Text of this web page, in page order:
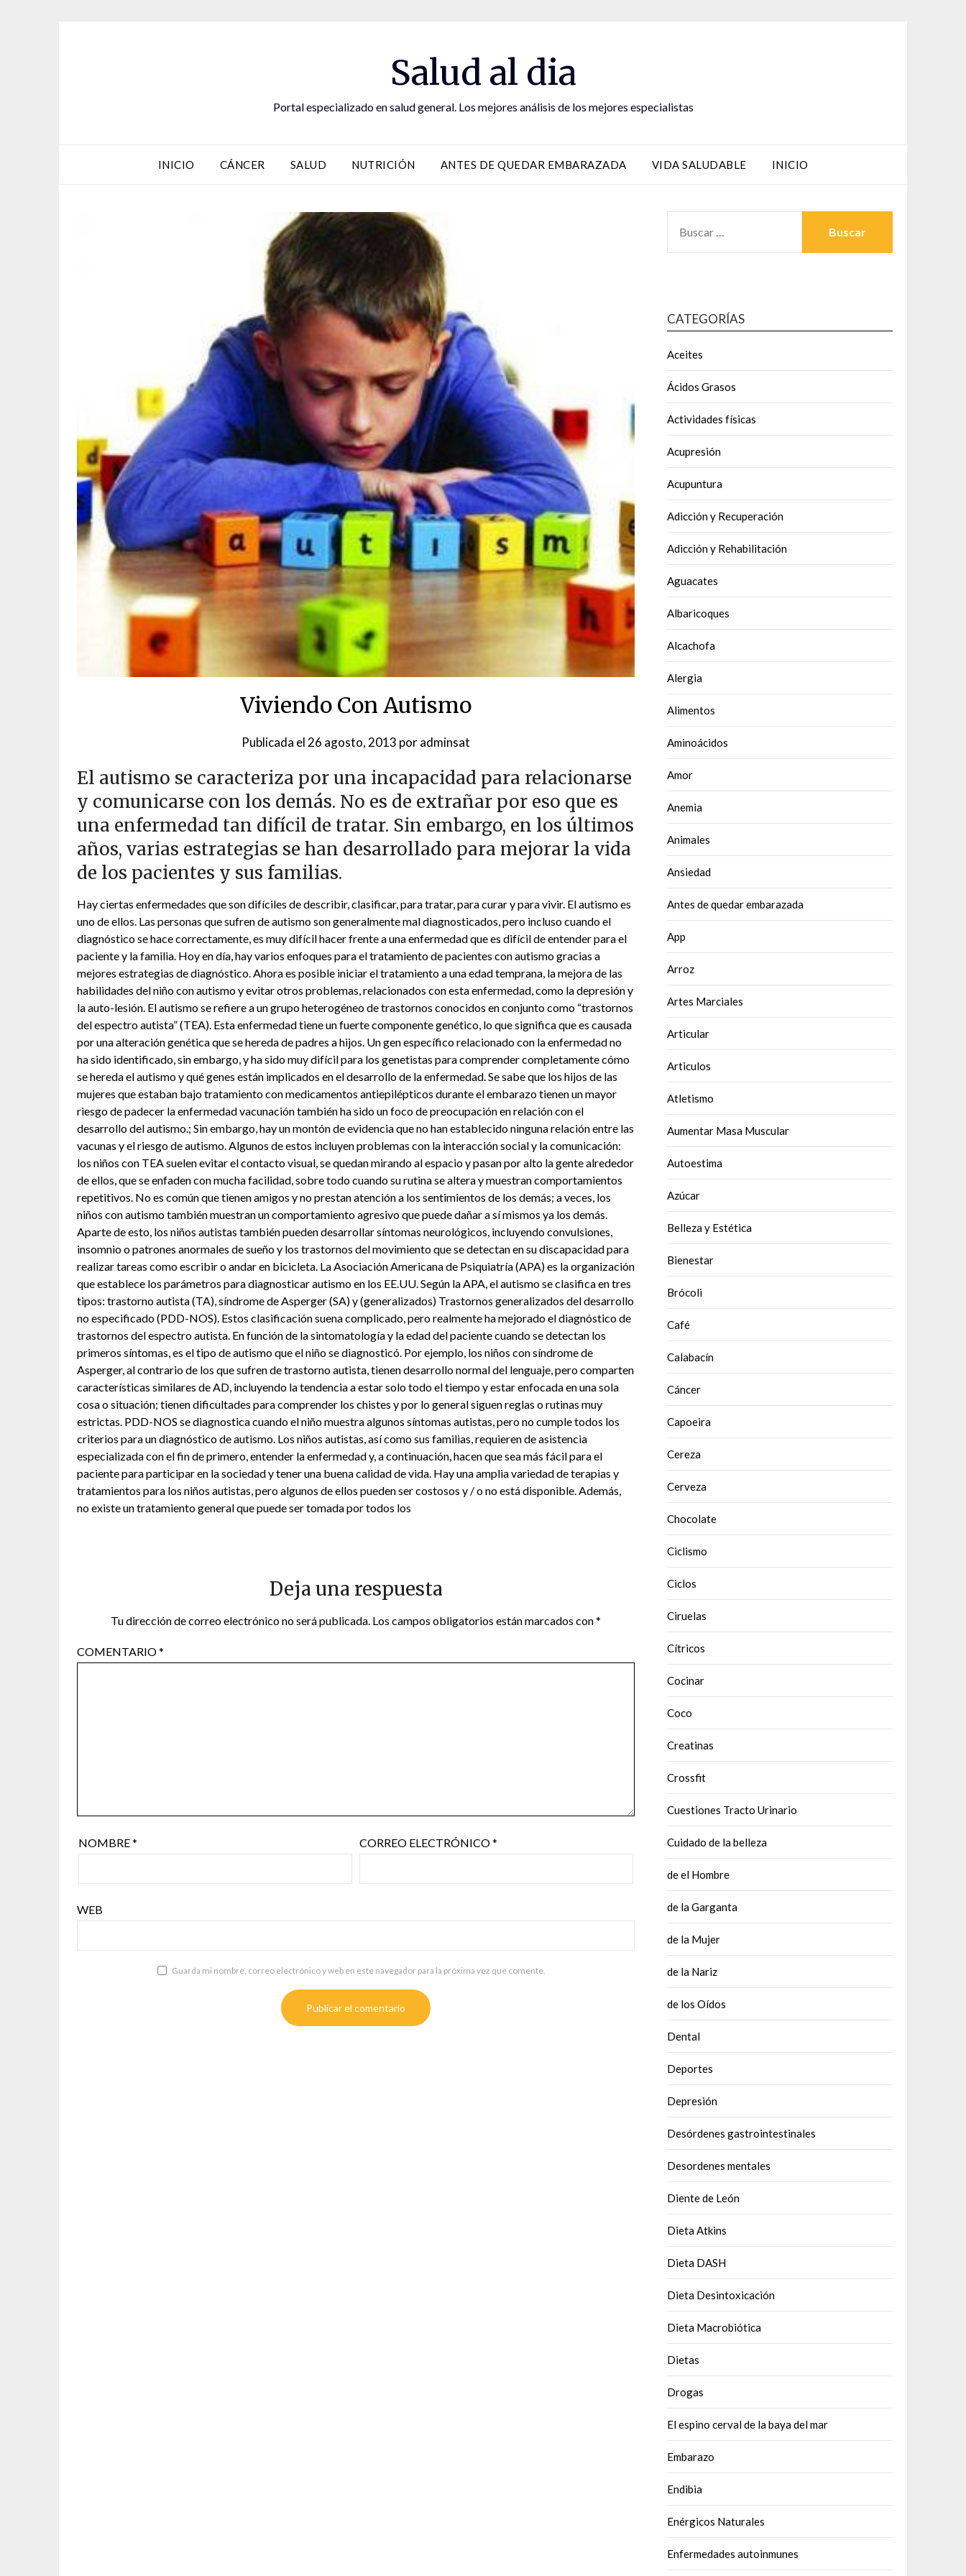
Salud al dia
Portal especializado en salud general. Los mejores análisis de los mejores especialistas
INICIO CÁNCER SALUD NUTRICIÓN ANTES DE QUEDAR EMBARAZADA VIDA SALUDABLE INICIO
Viviendo Con Autismo
Publicada el 26 agosto, 2013 poradminsat
El autismo se caracteriza por una incapacidad para relacionarse
y comunicarse con los demás. No es de extrañar por eso que es
una enfermedad tan difícil de tratar. Sin embargo, en los últimos
años, varias estrategias se han desarrollado para mejorar la vida
de los pacientes y sus familias.
Hay ciertas enfermedades que son difíciles de describir, clasificar, para tratar, para curar y para vivir. El autismo es
uno de ellos. Las personas que sufren de autismo son generalmente mal diagnosticados, pero incluso cuando el
diagnóstico se hace correctamente, es muy difícil hacer frente a una enfermedad que es difícil de entender para el
paciente y la familia. Hoy en día, hay varios enfoques para el tratamiento de pacientes con autismo gracias a
mejores estrategias de diagnóstico. Ahora es posible iniciar el tratamiento a una edad temprana, la mejora de las
habilidades del niño con autismo y evitar otros problemas, relacionados con esta enfermedad, como la depresión y
la auto-lesión. El autismo se refiere a un grupo heterogéneo de trastornos conocidos en conjunto como “trastornos
del espectro autista” (TEA). Esta enfermedad tiene un fuerte componente genético, lo que significa que es causada
por una alteración genética que se hereda de padres a hijos. Un gen específico relacionado con la enfermedad no
ha sido identificado, sin embargo, y ha sido muy difícil para los genetistas para comprender completamente cómo
se hereda el autismo y qué genes están implicados en el desarrollo de la enfermedad. Se sabe que los hijos de las
mujeres que estaban bajo tratamiento con medicamentos antiepilépticos durante el embarazo tienen un mayor
riesgo de padecer la enfermedad vacunación también ha sido un foco de preocupación en relación con el
desarrollo del autismo.; Sin embargo, hay un montón de evidencia que no han establecido ninguna relación entre las
vacunas y el riesgo de autismo. Algunos de estos incluyen problemas con la interacción social y la comunicación:
los niños con TEA suelen evitar el contacto visual, se quedan mirando al espacio y pasan por alto la gente alrededor
de ellos, que se enfaden con mucha facilidad, sobre todo cuando su rutina se altera y muestran comportamientos
repetitivos. No es común que tienen amigos y no prestan atención a los sentimientos de los demás; a veces, los
niños con autismo también muestran un comportamiento agresivo que puede dañar a sí mismos ya los demás.
Aparte de esto, los niños autistas también pueden desarrollar síntomas neurológicos, incluyendo convulsiones,
insomnio o patrones anormales de sueño y los trastornos del movimiento que se detectan en su discapacidad para
realizar tareas como escribir o andar en bicicleta. La Asociación Americana de Psiquiatría (APA) es la organización
que establece los parámetros para diagnosticar autismo en los EE.UU. Según la APA, el autismo se clasifica en tres
tipos: trastorno autista (TA), síndrome de Asperger (SA) y (generalizados) Trastornos generalizados del desarrollo
no especificado (PDD-NOS). Estos clasificación suena complicado, pero realmente ha mejorado el diagnóstico de
trastornos del espectro autista. En función de la sintomatología y la edad del paciente cuando se detectan los
primeros síntomas, es el tipo de autismo que el niño se diagnosticó. Por ejemplo, los niños con síndrome de
Asperger, al contrario de los que sufren de trastorno autista, tienen desarrollo normal del lenguaje, pero comparten
características similares de AD, incluyendo la tendencia a estar solo todo el tiempo y estar enfocada en una sola
cosa o situación; tienen dificultades para comprender los chistes y por lo general siguen reglas o rutinas muy
estrictas. PDD-NOS se diagnostica cuando el niño muestra algunos síntomas autistas, pero no cumple todos los
criterios para un diagnóstico de autismo. Los niños autistas, así como sus familias, requieren de asistencia
especializada con el fin de primero, entender la enfermedad y, a continuación, hacen que sea más fácil para el
paciente para participar en la sociedad y tener una buena calidad de vida. Hay una amplia variedad de terapias y
tratamientos para los niños autistas, pero algunos de ellos pueden ser costosos y / o no está disponible. Además,
no existe un tratamiento general que puede ser tomada por todos los
Deja una respuesta
Tu dirección de correo electrónico no será publicada. Los campos obligatorios están marcados con*
COMENTARIO*
NOMBRE* CORREO ELECTRÓNICO*
WEB
Guarda mi nombre, correo electrónico y web en este navegador para la próxima vez que comente.
CATEGORÍAS
Aceites
Ácidos Grasos
Actividades físicas
Acupresión
Acupuntura
Adicción y Recuperación
Adicción y Rehabilitación
Aguacates
Albaricoques
Alcachofa
Alergia
Alimentos
Aminoácidos
Amor
Anemia
Animales
Ansiedad
Antes de quedar embarazada
App
Arroz
Artes Marciales
Articular
Articulos
Atletismo
Aumentar Masa Muscular
Autoestima
Azúcar
Belleza y Estética
Bienestar
Brócoli
Café
Calabacín
Cáncer
Capoeira
Cereza
Cerveza
Chocolate
Ciclismo
Ciclos
Ciruelas
Cítricos
Cocinar
Coco
Creatinas
Crossfit
Cuestiones Tracto Urinario
Cuidado de la belleza
de el Hombre
de la Garganta
de la Mujer
de la Nariz
de los Oídos
Dental
Deportes
Depresión
Desórdenes gastrointestinales
Desordenes mentales
Diente de León
Dieta Atkins
Dieta DASH
Dieta Desintoxicación
Dieta Macrobiótica
Dietas
Drogas
El espino cerval de la baya del mar
Embarazo
Endibia
Enérgicos Naturales
Enfermedades autoinmunes